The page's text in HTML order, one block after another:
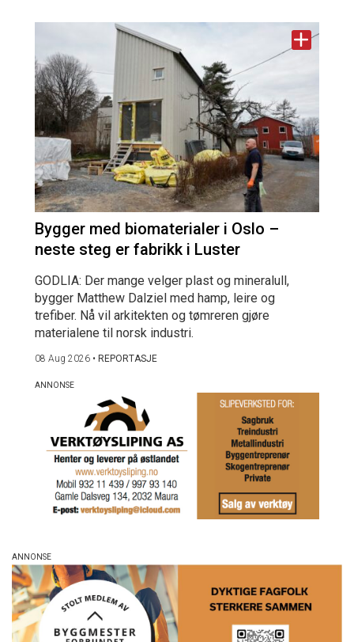
Bygger med biomaterialer i Oslo –
neste steg er fabrikk i Luster
GODLIA: Der mange velger plast og mineralull,
bygger Matthew Dalziel med hamp, leire og
trefiber. Nå vil arkitekten og tømreren gjøre
materialene til norsk industri.
08 Aug 2026 • REPORTASJE